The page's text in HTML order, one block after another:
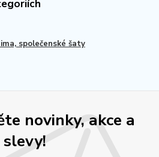
společenské šaty
novinky, akce a
slevy!